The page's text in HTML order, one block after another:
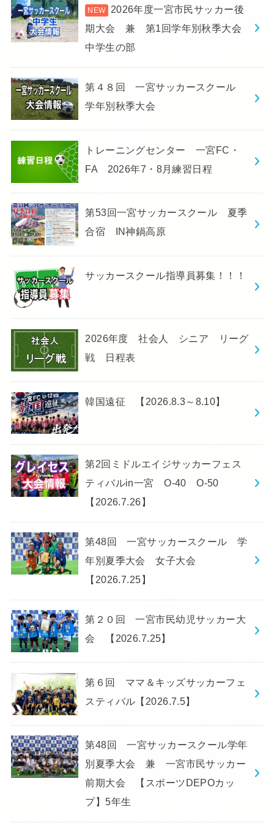
2026年度一宮市民サッカー後
期大会 兼 第1回学年別秋季大会
中学生の部
第４８回 一宮サッカースクール
学年別秋季大会
トレーニングセンター 一宮FC・
FA 2026年7・8月練習日程
第53回一宮サッカースクール 夏季
合宿 IN神鍋高原
サッカースクール指導員募集！！！
2026年度 社会人 シニア リーグ
戦 日程表
韓国遠征 【2026.8.3～8.10】
第2回ミドルエイジサッカーフェス
ティバルin一宮 O-40 O-50
【2026.7.26】
第48回 一宮サッカースクール 学
年別夏季大会 女子大会
【2026.7.25】
第２０回 一宮市民幼児サッカー大
会 【2026.7.25】
第６回 ママ＆キッズサッカーフェ
スティバル【2026.7.5】
第48回 一宮サッカースクール学年
別夏季大会 兼 一宮市民サッカー
前期大会 【スポーツDEPOカッ
プ】5年生